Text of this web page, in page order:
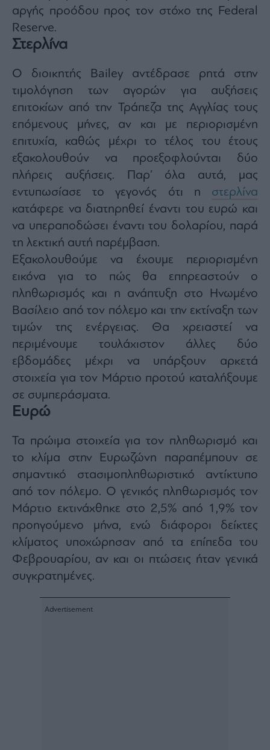
αργής προόδου προς τον στόχο της Federal
Reserve.
Στερλίνα
Ο διοικητής Bailey αντέδρασε ρητά στην
τιμολόγηση των αγορών για αυξήσεις
επιτοκίων από την Τράπεζα της Αγγλίας τους
επόμενους μήνες, αν και με περιορισμένη
επιτυχία, καθώς μέχρι το τέλος του έτους
εξακολουθούν να προεξοφλούνται δύο
πλήρεις αυξήσεις. Παρ’ όλα αυτά, μας
εντυπωσίασε το γεγονός ότι η στερλίνα
κατάφερε να διατηρηθεί έναντι του ευρώ και
να υπεραποδώσει έναντι του δολαρίου, παρά
τη λεκτική αυτή παρέμβαση.
Εξακολουθούμε να έχουμε περιορισμένη
εικόνα για το πώς θα επηρεαστούν ο
πληθωρισμός και η ανάπτυξη στο Ηνωμένο
Βασίλειο από τον πόλεμο και την εκτίναξη των
τιμών της ενέργειας. Θα χρειαστεί να
περιμένουμε τουλάχιστον άλλες δύο
εβδομάδες μέχρι να υπάρξουν αρκετά
στοιχεία για τον Μάρτιο προτού καταλήξουμε
σε συμπεράσματα.
Ευρώ
Τα πρώιμα στοιχεία για τον πληθωρισμό και
το κλίμα στην Ευρωζώνη παραπέμπουν σε
σημαντικό στασιμοπληθωριστικό αντίκτυπο
από τον πόλεμο. Ο γενικός πληθωρισμός τον
Μάρτιο εκτινάχθηκε στο 2,5% από 1,9% τον
προηγούμενο μήνα, ενώ διάφοροι δείκτες
κλίματος υποχώρησαν από τα επίπεδα του
Φεβρουαρίου, αν και οι πτώσεις ήταν γενικά
συγκρατημένες.